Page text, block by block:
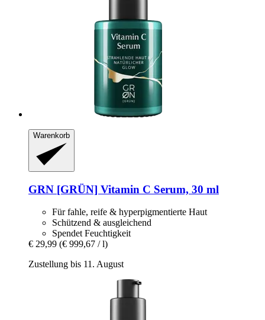
Warenkorb
GRN [GRÜN] Vitamin C Serum, 30 ml
Für fahle, reife & hyperpigmentierte Haut
Schützend & ausgleichend
Spendet Feuchtigkeit
€ 29,99 (€ 999,67 / l)
Zustellung bis 11. August